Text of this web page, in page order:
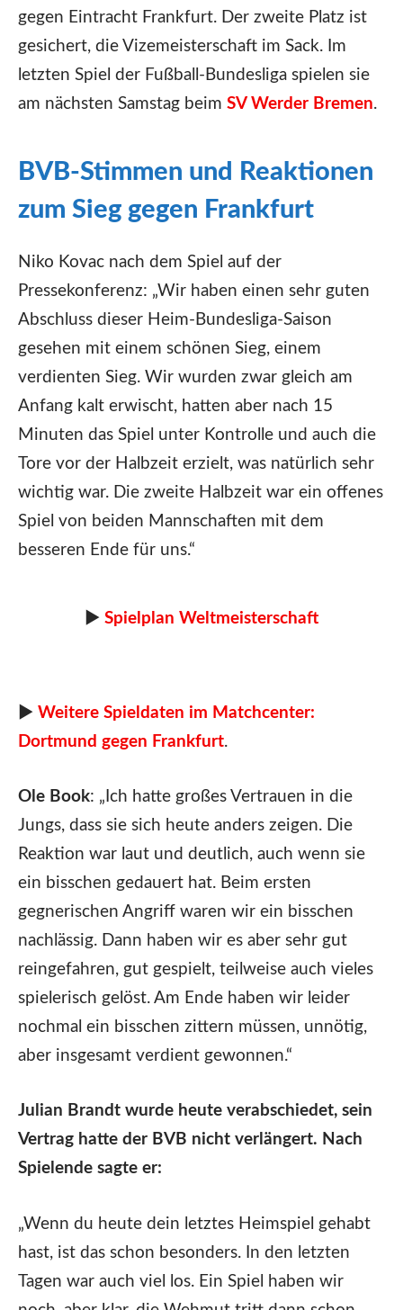
gegen Eintracht Frankfurt. Der zweite Platz ist
gesichert, die Vizemeisterschaft im Sack. Im
letzten Spiel der Fußball-Bundesliga spielen sie
am nächsten Samstag beim SV Werder Bremen.
BVB-Stimmen und Reaktionen
zum Sieg gegen Frankfurt
Niko Kovac nach dem Spiel auf der
Pressekonferenz: „Wir haben einen sehr guten
Abschluss dieser Heim-Bundesliga-Saison
gesehen mit einem schönen Sieg, einem
verdienten Sieg. Wir wurden zwar gleich am
Anfang kalt erwischt, hatten aber nach 15
Minuten das Spiel unter Kontrolle und auch die
Tore vor der Halbzeit erzielt, was natürlich sehr
wichtig war. Die zweite Halbzeit war ein offenes
Spiel von beiden Mannschaften mit dem
besseren Ende für uns.“
► Spielplan Weltmeisterschaft
► Weitere Spieldaten im Matchcenter:
Dortmund gegen Frankfurt.
Ole Book: „Ich hatte großes Vertrauen in die
Jungs, dass sie sich heute anders zeigen. Die
Reaktion war laut und deutlich, auch wenn sie
ein bisschen gedauert hat. Beim ersten
gegnerischen Angriff waren wir ein bisschen
nachlässig. Dann haben wir es aber sehr gut
reingefahren, gut gespielt, teilweise auch vieles
spielerisch gelöst. Am Ende haben wir leider
nochmal ein bisschen zittern müssen, unnötig,
aber insgesamt verdient gewonnen.“
Julian Brandt wurde heute verabschiedet, sein
Vertrag hatte der BVB nicht verlängert. Nach
Spielende sagte er:
„Wenn du heute dein letztes Heimspiel gehabt
hast, ist das schon besonders. In den letzten
Tagen war auch viel los. Ein Spiel haben wir